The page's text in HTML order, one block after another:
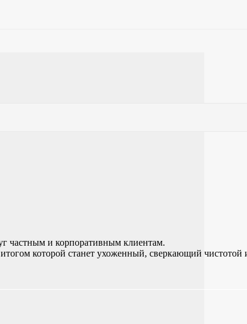
частным и корпоративным клиентам.
которой станет ухоженный, сверкающий чистотой